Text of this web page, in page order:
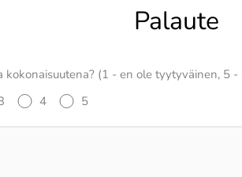
Palaute
kokonaisuutena? (1 - en ole tyytyväinen, 5 -
4 5